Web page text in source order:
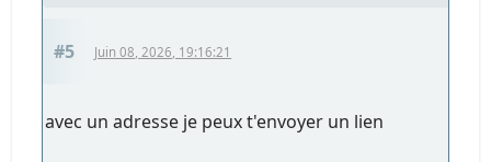
#5 Juin 08, 2026, 19:16:21
avec un adresse je peux t'envoyer un lien